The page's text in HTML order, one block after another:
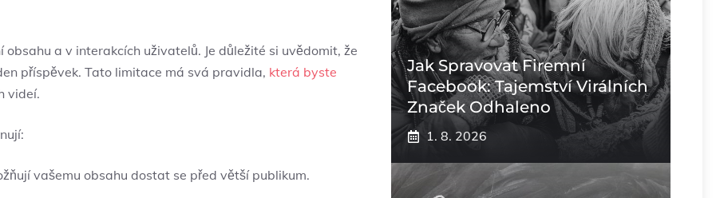
a v interakcích uživatelů. Je důležité si uvědomit, že
příspěvek. Tato limitace má svá pravidla, která byste
videí.
vašemu obsahu dostat se před větší publikum.
Jak Spravovat Firemní
Facebook: Tajemství Virálních
Značek Odhaleno
1. 8. 2026